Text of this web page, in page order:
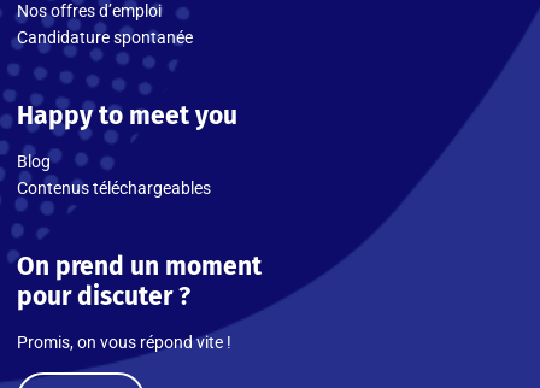
Nos offres d’emploi
Candidature spontanée
Happy to meet you
Blog
Contenus téléchargeables
On prend un moment
pour discuter ?
Promis, on vous répond vite !